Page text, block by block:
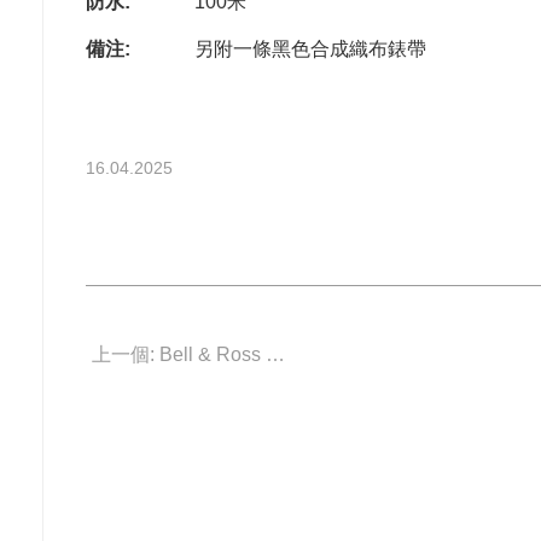
備注: 另附一條黑色合成織布錶帶
16.04.2025
上一個: Bell & Ross BR03A-LM-SKCE/SRB